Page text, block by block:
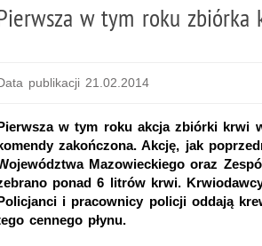
w tym roku zbiórka
publikacji 21.02.2014
w tym roku akcja zbiórki krwi
zakończona. Akcję, jak
Mazowieckiego oraz
ponad 6 litrów krwi.
i pracownicy policji oddają
cennego płynu.